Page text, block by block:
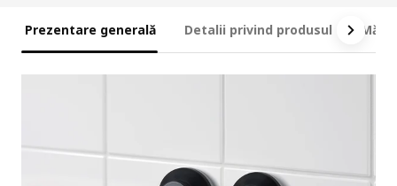
Prezentare generală Detalii privind produsul